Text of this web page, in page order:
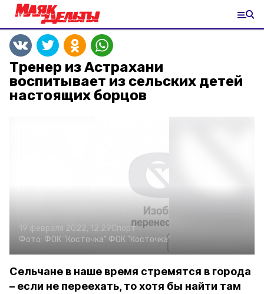
Тренер из Астрахани
воспитывает из сельских детей
настоящих борцов
19 февраля 2022, 12:29Спорт
Фото: ФОК "Косточка" ФОК "Косточка"
Сельчане в наше время стремятся в города
– если не переехать, то хотя бы найти там